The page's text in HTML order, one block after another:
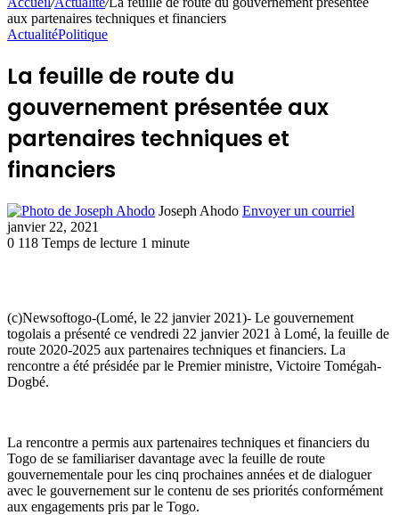
aux partenaires techniques et financiers
ActualitéPolitique
La feuille de route du
gouvernement présentée aux
partenaires techniques et
financiers
Joseph Ahodo Envoyer un courriel
janvier 22, 2021
0 118 Temps de lecture 1 minute
(c)Newsoftogo-(Lomé, le 22 janvier 2021)- Le gouvernement
togolais a présenté ce vendredi 22 janvier 2021 à Lomé, la feuille de
route 2020-2025 aux partenaires techniques et financiers. La
rencontre a été présidée par le Premier ministre, Victoire Tomégah-
Dogbé.
La rencontre a permis aux partenaires techniques et financiers du
Togo de se familiariser davantage avec la feuille de route
gouvernementale pour les cinq prochaines années et de dialoguer
avec le gouvernement sur le contenu de ses priorités conformément
aux engagements pris par le Togo.